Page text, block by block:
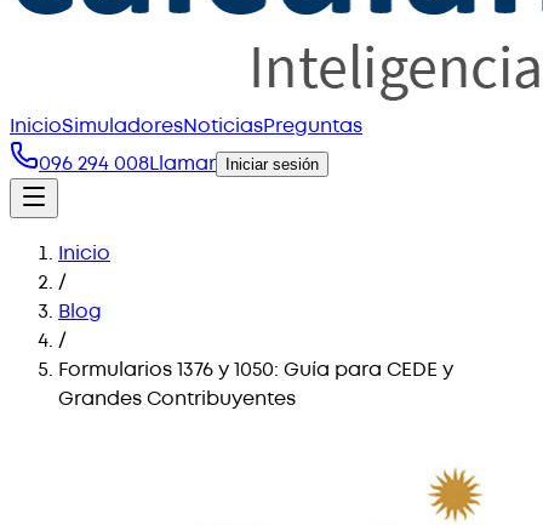
InicioSimuladoresNoticiasPreguntas
096 294 008Llamar Iniciar sesión
Inicio
/
Blog
/
Formularios 1376 y 1050: Guía para CEDE y
Grandes Contribuyentes